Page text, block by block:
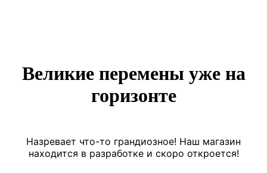
Великие перемены уже на
горизонте
Назревает что-то грандиозное! Наш магазин
находится в разработке и скоро откроется!